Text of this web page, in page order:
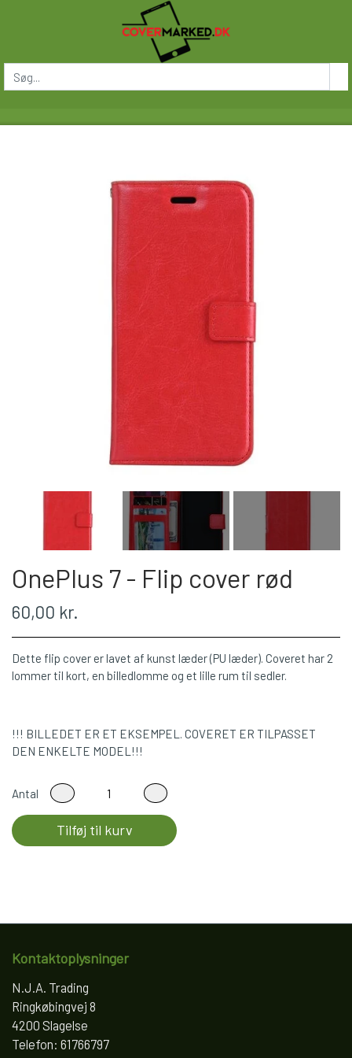
OnePlus 7 - Flip cover rød
60,00 kr.
Dette flip cover er lavet af kunst læder (PU læder). Coveret har 2
lommer til kort, en billedlomme og et lille rum til sedler.
!!! BILLEDET ER ET EKSEMPEL. COVERET ER TILPASSET
DEN ENKELTE MODEL!!!
Antal
Tilføj til kurv
Kontaktoplysninger
N.J.A. Trading
Ringkøbingvej 8
4200 Slagelse
Telefon: 61766797